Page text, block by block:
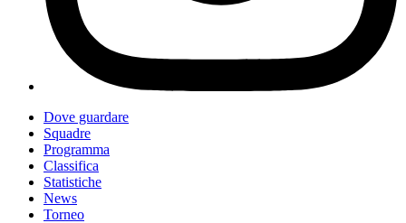
Dove guardare
Squadre
Programma
Classifica
Statistiche
News
Torneo